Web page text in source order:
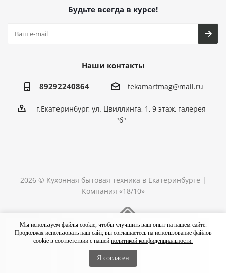
Будьте всегда в курсе!
Наши контакты
89292240864 tekamartmag@mail.ru
г.Екатеринбург, ул. Цвиллинга, 1, 9 этаж, галерея
"б"
2026 © Кухонная бытовая техника в Екатеринбурге |
Компания «18/10»
Мы используем файлы cookie, чтобы улучшить ваш опыт на нашем сайте.
Продолжая использовать наш сайт, вы соглашаетесь на использование файлов
cookie в соответствии с нашей политикой конфиденциальности.
Я согласен